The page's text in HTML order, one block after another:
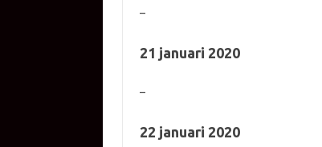
–
21 januari 2020
–
22 januari 2020